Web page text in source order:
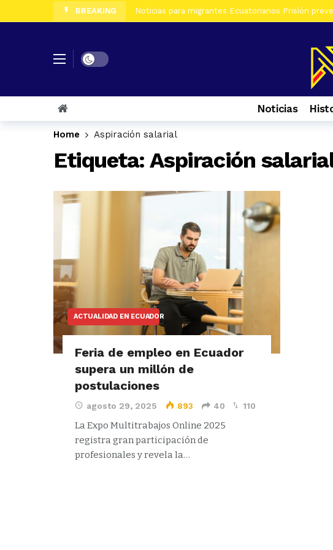
BREAKING Noticias para migrantes Ecuatorianos Prisión
Noticias para migrantes Ecuatorianos Al menos
Noticias para migrantes Ecuatorianos Cinco
Noticias para migrantes Ecuatorianos Casa era
Noticias para migrantes Ecuatorianos Selva
Dark mode
Noticias
Home Aspiración salarial
Etiqueta: Aspiración
ACTUALIDAD EN ECUADOR
Feria de empleo en Ecuador
supera un millón de
postulaciones
agosto 29, 2025 893 40 110
La Expo Multitrabajos Online 2025
registra gran participación de
profesionales y revela la…